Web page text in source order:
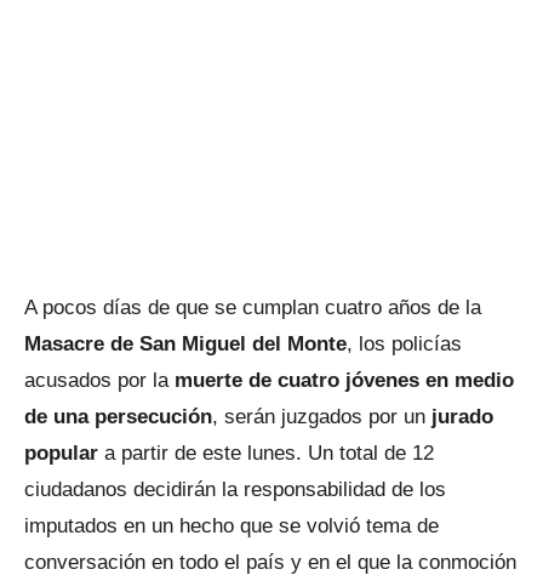
A pocos días de que se cumplan cuatro años de la
Masacre de San Miguel del Monte, los policías
acusados por la muerte de cuatro jóvenes en medio
de una persecución, serán juzgados por un jurado
popular a partir de este lunes. Un total de 12
ciudadanos decidirán la responsabilidad de los
imputados en un hecho que se volvió tema de
conversación en todo el país y en el que la conmoción